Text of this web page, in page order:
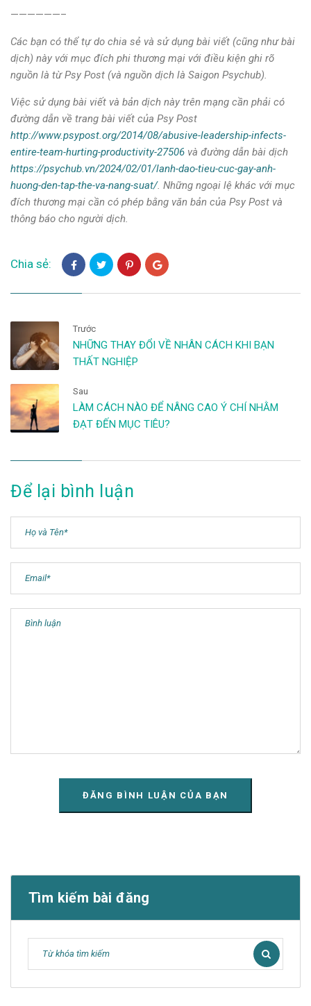
——————–
Các bạn có thể tự do chia sẻ và sử dụng bài viết (cũng như bài
dịch) này với mục đích phi thương mại với điều kiện ghi rõ
nguồn là từ Psy Post (và nguồn dịch là Saigon Psychub).
Việc sử dụng bài viết và bản dịch này trên mạng cần phải có
đường dẫn về trang bài viết của Psy Post
http://www.psypost.org/2014/08/abusive-leadership-infects-
entire-team-hurting-productivity-27506 và đường dẫn bài dịch
https://psychub.vn/2024/02/01/lanh-dao-tieu-cuc-gay-anh-
huong-den-tap-the-va-nang-suat/. Những ngoại lệ khác với mục
đích thương mại cần có phép bằng văn bản của Psy Post và
thông báo cho người dịch.
Chia sẻ:
Trước
NHỮNG THAY ĐỔI VỀ NHÂN CÁCH KHI BẠN
THẤT NGHIỆP
Sau
LÀM CÁCH NÀO ĐỂ NÂNG CAO Ý CHÍ NHẰM
ĐẠT ĐẾN MỤC TIÊU?
Để lại bình luận
Tìm kiếm bài đăng